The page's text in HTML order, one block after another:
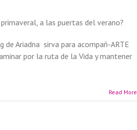
a las puertas del verano?
Ariadna sirva para acompañ-ARTE
por la ruta de la Vida y mantener
Read More